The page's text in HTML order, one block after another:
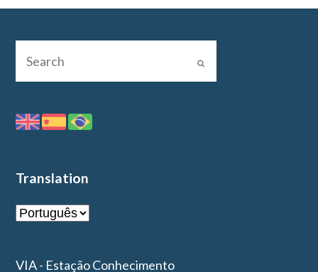
Translation
VIA - Estação Conhecimento